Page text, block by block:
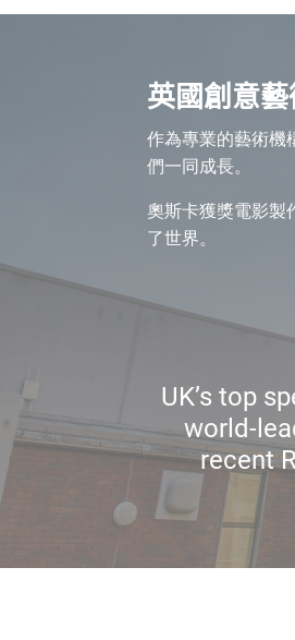
英國創意
作為專業的藝術機
們一同成長。
奧斯卡獲獎電影製
了世界。
UK’s top
world-
recent